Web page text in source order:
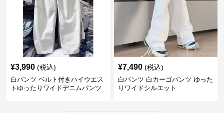
¥3,990 (税込)
白パンツ ベルト付きハイウエス
トゆったりワイドデニムパンツ
¥7,490 (税込)
白パンツ 白カーゴパンツ ゆった
りワイドシルエット